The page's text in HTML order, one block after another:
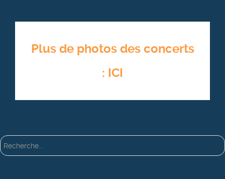
Plus de photos des concerts
: ICI
Rechercher